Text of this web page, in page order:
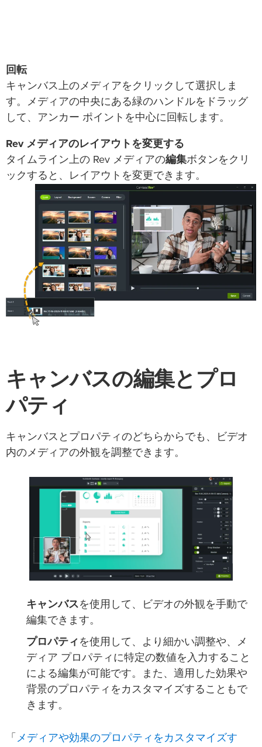
回転
キャンバス上のメディアをクリックして選択しま
す。メディアの中央にある緑のハンドルをドラッグ
して、アンカー ポイントを中心に回転します。
Rev メディアのレイアウトを変更する
タイムライン上の Rev メディアの編集ボタンをクリ
ックすると、レイアウトを変更できます。
キャンバスの編集とプロ
パティ
キャンバスとプロパティのどちらからでも、ビデオ
内のメディアの外観を調整できます。
キャンバスを使用して、ビデオの外観を手動で
編集できます。
プロパティ を使用して、より細かい調整や、メ
ディア プロパティに特定の数値を入力すること
による編集が可能です。また、適用した効果や
背景のプロパティをカスタマイズすることもで
きます。
「 メディアや効果のプロパティをカスタマイズす